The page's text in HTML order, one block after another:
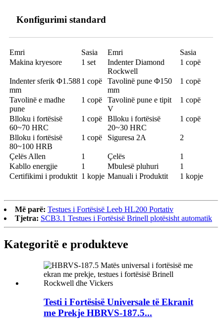
Konfigurimi standard
Emri Sasia Emri
Sasia
Makina kryesore
1 set
Indenter Diamond
Rockwell
1 copë
Indenter sferik Φ1.588
mm
1 copë
Tavolinë pune Φ150
mm
1 copë
Tavolinë e madhe
pune
1 copë
Tavolinë pune e tipit
V
1 copë
Blloku i fortësisë
60~70 HRC
1 copë
Blloku i fortësisë
20~30 HRC
1 copë
Blloku i fortësisë
80~100 HRB
1 copë Siguresa 2A 2
Çelës Allen 1 Çelës
1
Kabllo energjie
1 Mbulesë pluhuri
1
Certifikimi i produktit 1 kopje Manuali i Produktit 1 kopje
Më parë: Testues i Fortësisë Leeb HL200 Portativ
Tjetra: SCB3.1 Testues i Fortësisë Brinell plotësisht automatik
Kategoritë e produkteve
Testi i Fortësisë Universale të Ekranit
me Prekje HBRVS-187.5...